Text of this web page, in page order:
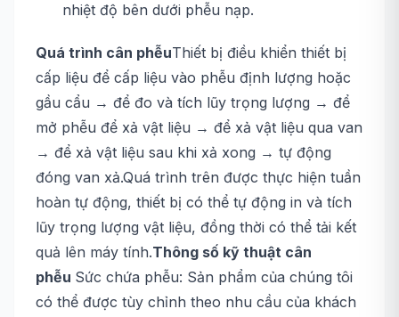
nhiệt độ bên dưới phễu nạp.
Quá trình cân phễuThiết bị điều khiển thiết bị
cấp liệu để cấp liệu vào phễu định lượng hoặc
gầu cẩu → để đo và tích lũy trọng lượng → để
mở phễu để xả vật liệu → để xả vật liệu qua van
→ để xả vật liệu sau khi xả xong → tự động
đóng van xả.Quá trình trên được thực hiện tuần
hoàn tự động, thiết bị có thể tự động in và tích
lũy trọng lượng vật liệu, đồng thời có thể tải kết
quả lên máy tính.Thông số kỹ thuật cân
phễu Sức chứa phễu: Sản phẩm của chúng tôi
có thể được tùy chỉnh theo nhu cầu của khách